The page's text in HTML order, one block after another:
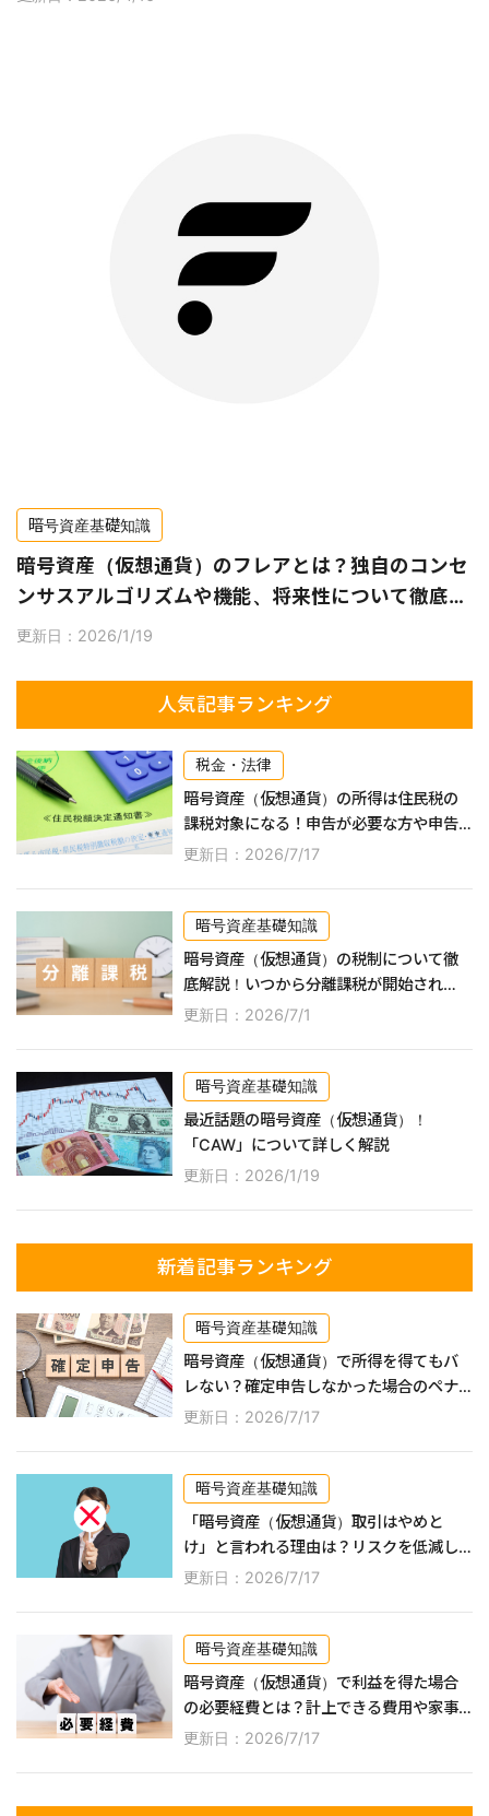
暗号資産基礎知識
暗号資産（仮想通貨）のフレアとは？独自のコンセ
ンサスアルゴリズムや機能、将来性について徹底解
説！
更新日：2026/1/19
人気記事ランキング
税金・法律
暗号資産（仮想通貨）の所得は住民税の
課税対象になる！申告が必要な方や申告
するやり方などを紹介
更新日：2026/7/17
暗号資産基礎知識
暗号資産（仮想通貨）の税制について徹
底解説！いつから分離課税が開始され
る？
更新日：2026/7/1
暗号資産基礎知識
最近話題の暗号資産（仮想通貨）！
「CAW」について詳しく解説
更新日：2026/1/19
新着記事ランキング
暗号資産基礎知識
暗号資産（仮想通貨）で所得を得てもバ
レない？確定申告しなかった場合のペナ
ルティなどを詳しく解説！
更新日：2026/7/17
暗号資産基礎知識
「暗号資産（仮想通貨）取引はやめと
け」と言われる理由は？リスクを低減し
ながら利益を得る方法なども紹介！
更新日：2026/7/17
暗号資産基礎知識
暗号資産（仮想通貨）で利益を得た場合
の必要経費とは？計上できる費用や家事
按分の方法などを解説！
更新日：2026/7/17